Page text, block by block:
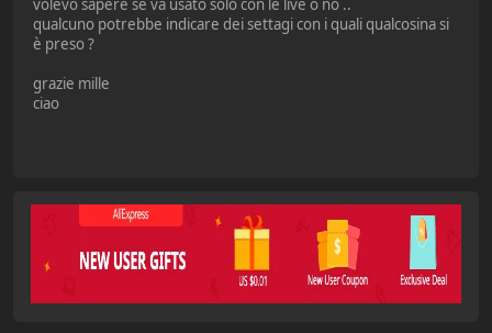
volevo sapere se va usato solo con le live o no ..
qualcuno potrebbe indicare dei settagi con i quali qualcosina si
è preso ?
grazie mille
ciao